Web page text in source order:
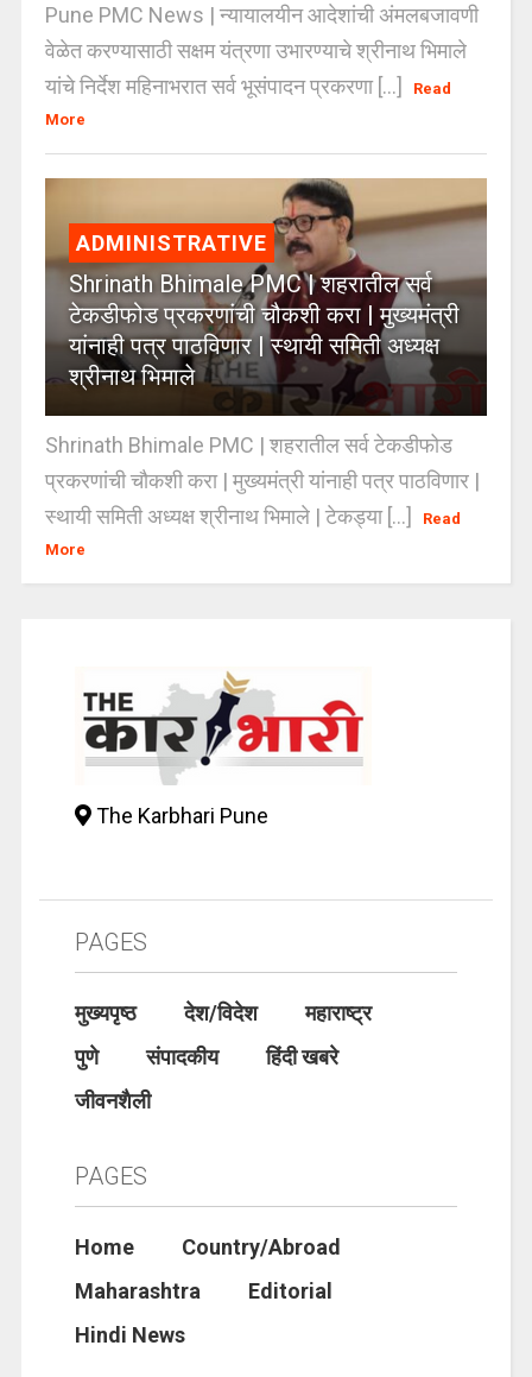
Pune PMC News | न्यायालयीन आदेशांची अंमलबजावणी
वेळेत करण्यासाठी सक्षम यंत्रणा उभारण्याचे श्रीनाथ भिमाले
यांचे निर्देश महिनाभरात सर्व भूसंपादन प्रकरणा [...]
Read
More
ADMINISTRATIVE
Shrinath Bhimale PMC | शहरातील सर्व
टेकडीफोड प्रकरणांची चौकशी करा | मुख्यमंत्री
यांनाही पत्र पाठविणार | स्थायी समिती अध्यक्ष
श्रीनाथ भिमाले
Shrinath Bhimale PMC | शहरातील सर्व टेकडीफोड
प्रकरणांची चौकशी करा | मुख्यमंत्री यांनाही पत्र पाठविणार |
स्थायी समिती अध्यक्ष श्रीनाथ भिमाले | टेकड्या [...]
Read
More
The Karbhari Pune
PAGES
मुख्यपृष्ठ देश/विदेश
महाराष्ट्र
पुणे
संपादकीय
हिंदी खबरे
जीवनशैली
PAGES
Home
Country/Abroad
Maharashtra
Editorial
Hindi News